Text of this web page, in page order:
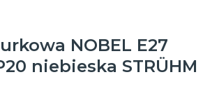
NOBEL E27
niebieska STRÜHM